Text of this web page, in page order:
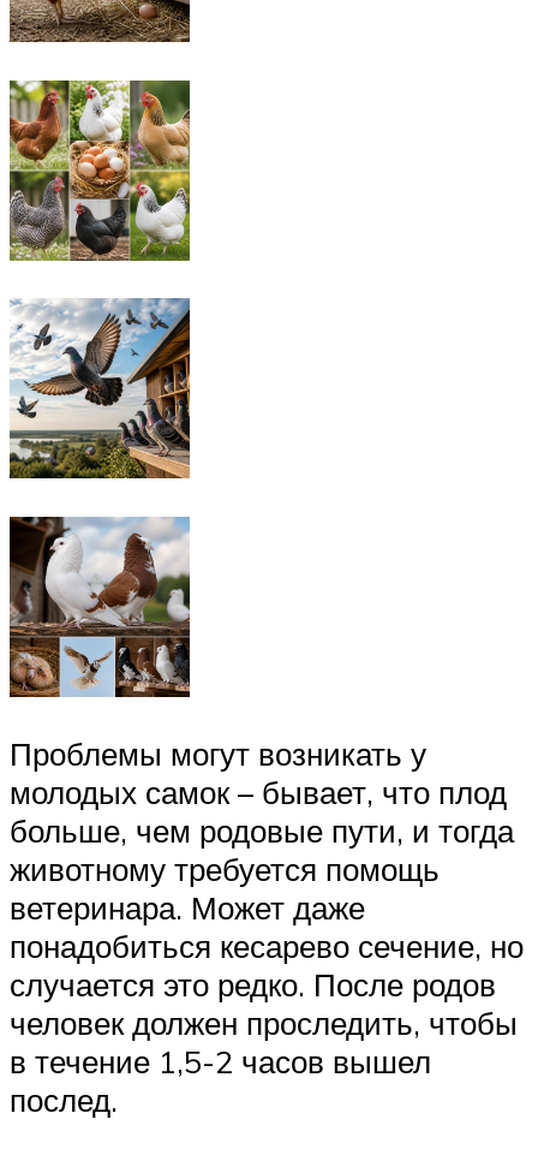
Проблемы могут возникать у
молодых самок – бывает, что плод
больше, чем родовые пути, и тогда
животному требуется помощь
ветеринара. Может даже
понадобиться кесарево сечение, но
случается это редко. После родов
человек должен проследить, чтобы
в течение 1,5-2 часов вышел
послед.